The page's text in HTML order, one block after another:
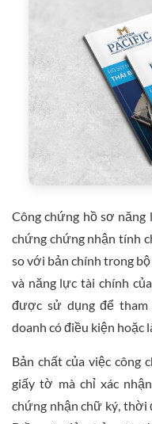
Công chứng hồ sơ năng
chứng chứng nhận tính
so với bản chính trong
và năng lực tài chính
được sử dụng để
doanh có điều kiện hoặc
Bản chất của việc công
giấy tờ mà chỉ xác
chứng nhận chữ ký, thời